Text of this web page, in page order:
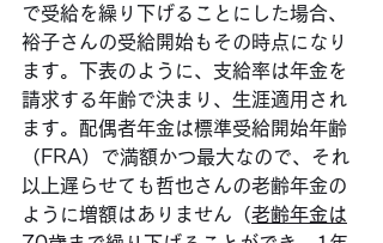
で受給を繰り下げることにした場合、
裕子さんの受給開始もその時点になり
ます。下表のように、支給率は年金を
請求する年齢で決まり、生涯適用され
ます。配偶者年金は標準受給開始年齢
（FRA）で満額かつ最大なので、それ
以上遅らせても哲也さんの老齢年金の
ように増額はありません（老齢年金は